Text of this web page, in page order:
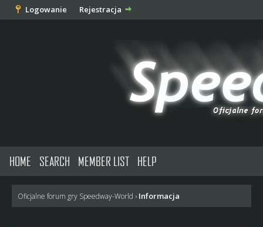
Logowanie Rejestracja
HOME SEARCH MEMBER LIST HELP
Oficjalne forum gry Speedway-World › Informacja